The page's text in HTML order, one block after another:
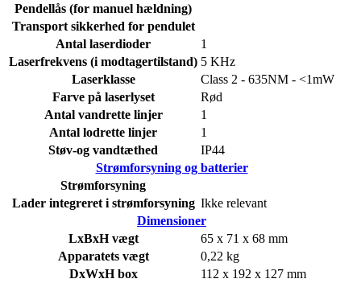
Pendellås (for manuel hældning)
Transport sikkerhed for pendulet
Antal laserdioder
1
Laserfrekvens (i modtagertilstand) 5 KHz
Laserklasse
Class 2 - 635NM - <1mW
Farve på laserlyset
Rød
Antal vandrette linjer
1
Antal lodrette linjer
1
Støv-og vandtæthed
IP44
Strømforsyning og batterier
Strømforsyning
Lader integreret i strømforsyning Ikke relevant
Dimensioner
LxBxH vægt
65 x 71 x 68 mm
Apparatets vægt
0,22 kg
DxWxH box
112 x 192 x 127 mm